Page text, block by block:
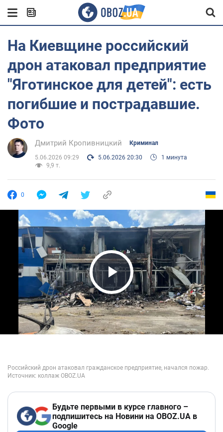
На Киевщине российский
дрон атаковал предприятие
"Яготинское для детей": есть
погибшие и пострадавшие.
Фото
Дмитрий Кропивницкий Криминал
5.06.2026 09:29 5.06.2026 20:30
1 минута
9,9 т.
0
Play Video
Будьте первыми в курсе главного –
подпишитесь на Новини на OBOZ.UA в
Google